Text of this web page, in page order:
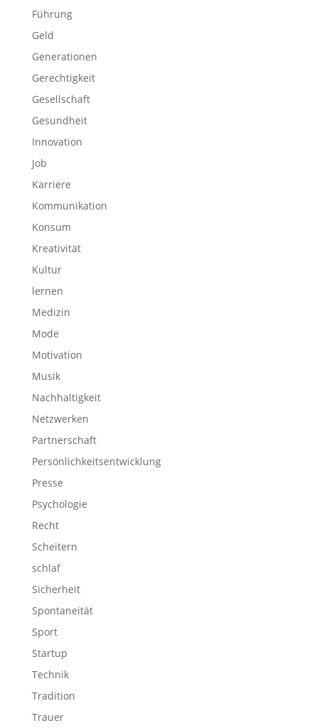
Führung
Geld
Generationen
Gerechtigkeit
Gesellschaft
Gesundheit
Innovation
Job
Karriere
Kommunikation
Konsum
Kreativität
Kultur
lernen
Medizin
Mode
Motivation
Musik
Nachhaltigkeit
Netzwerken
Partnerschaft
Persönlichkeitsentwicklung
Presse
Psychologie
Recht
Scheitern
schlaf
Sicherheit
Spontaneität
Sport
Startup
Technik
Tradition
Trauer